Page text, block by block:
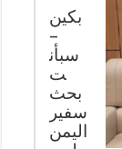
بكين
–
سبأن
ت
بحث
سفير
اليمن